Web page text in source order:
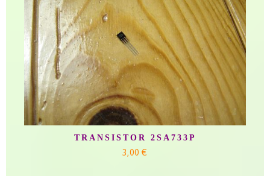
TRANSISTOR 2SA733P
3,00 €